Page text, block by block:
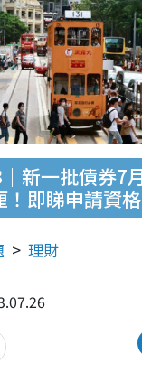
新一批債券7
！即睇申請資
理財